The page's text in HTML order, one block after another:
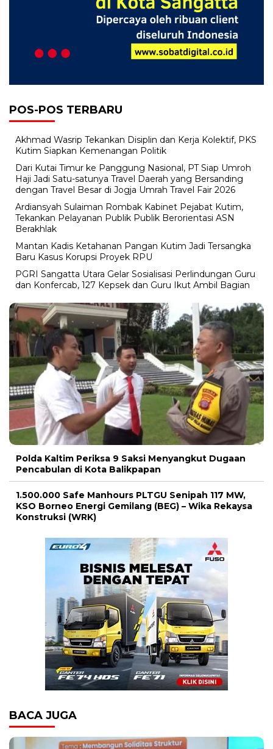
POS-POS TERBARU
Akhmad Wasrip Tekankan Disiplin dan Kerja Kolektif, PKS
Kutim Siapkan Kemenangan Politik
Dari Kutai Timur ke Panggung Nasional, PT Siap Umroh
Haji Jadi Satu-satunya Travel Daerah yang Bersanding
dengan Travel Besar di Jogja Umrah Travel Fair 2026
Ardiansyah Sulaiman Rombak Kabinet Pejabat Kutim,
Tekankan Pelayanan Publik Publik Berorientasi ASN
Berakhlak
Mantan Kadis Ketahanan Pangan Kutim Jadi Tersangka
Baru Kasus Korupsi Proyek RPU
PGRI Sangatta Utara Gelar Sosialisasi Perlindungan Guru
dan Konfercab, 127 Kepsek dan Guru Ikut Ambil Bagian
Polda Kaltim Periksa 9 Saksi Menyangkut Dugaan
Pencabulan di Kota Balikpapan
1.500.000 Safe Manhours PLTGU Senipah 117 MW,
KSO Borneo Energi Gemilang (BEG) – Wika Rekaysa
Konstruksi (WRK)
BACA JUGA